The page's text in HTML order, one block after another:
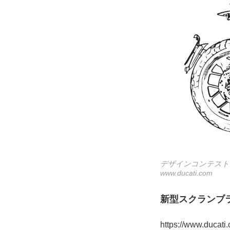
デザインコンテス
www.ducati.com
新型スクランブ
https://